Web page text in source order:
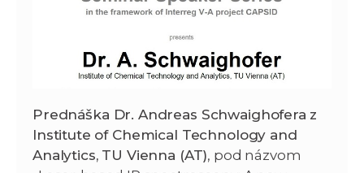
Prednáška Dr. Andreas Schwaighofera z
Institute of Chemical Technology and
Analytics, TU Vienna (AT), pod názvom